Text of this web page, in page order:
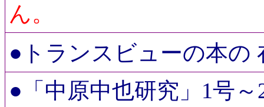
ん。
●トランスビューの本の
●「中原中也研究」1号